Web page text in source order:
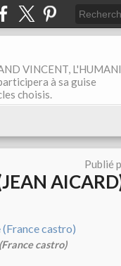
VINCENT,
à sa guise
choisis.
Publié
castro)